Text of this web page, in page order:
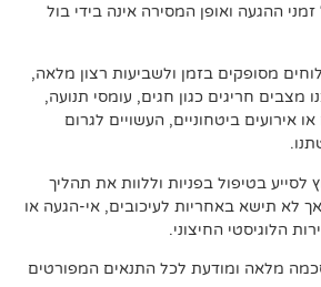
אינה בידי בול
ולשביעות רצון מלאה,
חגים, עומסי תנועה,
העשויים לגרום
וללוות את תהליך
לעיכובים, אי-הגעה או
לכל התנאים המפורטים